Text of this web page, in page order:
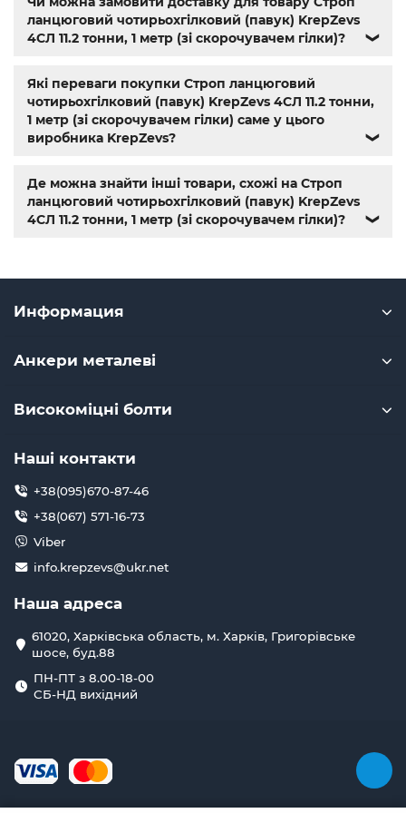
крепежные изделия,купить винты,болты киев,болты
нержавейка,болты с гайкой,болт нержавійка,купить
болт м8,болт м8 нержавейка,купить болт м 10,купить
ланцюговий чотирьохгілковий (павук) KrepZevs
4СЛ 11.2 тонни, 1 метр (зі скорочувачем гілки)?
❯
Які переваги покупки Строп ланцюговий
чотирьохгілковий (павук) KrepZevs 4СЛ 11.2 тонни,
1 метр (зі скорочувачем гілки) саме у цього
виробника KrepZevs?
❯
Де можна знайти інші товари, схожі на Строп
ланцюговий чотирьохгілковий (павук) KrepZevs
4СЛ 11.2 тонни, 1 метр (зі скорочувачем гілки)?
❯
Информация
Анкери металеві
Високоміцні болти
Наші контакти
+38(095)670-87-46
+38(067) 571-16-73
Viber
info.krepzevs@ukr.net
Наша адреса
61020, Харківська область, м. Харків, Григорівське
шосе, буд.88
ПН-ПТ з 8.00-18-00
СБ-НД вихідний